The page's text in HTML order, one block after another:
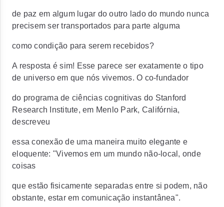
de paz em algum lugar do outro lado do mundo nunca
precisem ser transportados para parte alguma
como condição para serem recebidos?
A resposta é sim! Esse parece ser exatamente o tipo
de universo em que nós vivemos. O co-fundador
do programa de ciências cognitivas do Stanford
Research Institute, em Menlo Park, Califórnia,
descreveu
essa conexão de uma maneira muito elegante e
eloquente: "Vivemos em um mundo não-local, onde
coisas
que estão fisicamente separadas entre si podem, não
obstante, estar em comunicação instantânea".